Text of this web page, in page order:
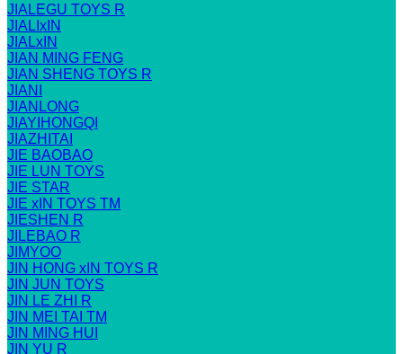
JIALEGU TOYS R
JIALIxIN
JIALxIN
JIAN MING FENG
JIAN SHENG TOYS R
JIANI
JIANLONG
JIAYIHONGQI
JIAZHITAI
JIE BAOBAO
JIE LUN TOYS
JIE STAR
JIE xIN TOYS TM
JIESHEN R
JILEBAO R
JIMYOO
JIN HONG xIN TOYS R
JIN JUN TOYS
JIN LE ZHI R
JIN MEI TAI TM
JIN MING HUI
JIN YU R